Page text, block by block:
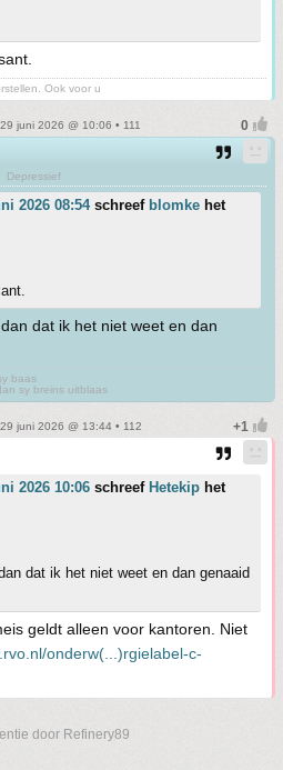
Ook voor u
juni 2026 @ 10:06 • 111
Depressief
2026 08:54schreef blomke het
dat ik het niet weet en dan
baas
sy breins uitblaas
juni 2026 @ 13:44 • 112
2026 10:06 schreef Hetekip het
dat ik het niet weet en dan genaaid
geldt alleen voor kantoren. Niet
onderw(...)rgielabel-c-
door Refinery89